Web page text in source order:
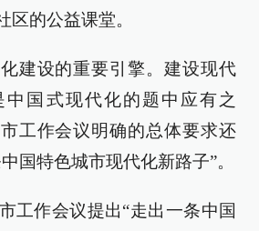
的公益课堂。
建设的重要引擎。建设现代
国式现代化的题中应有之
工作会议明确的总体要求还
国特色城市现代化新路子”。
工作会议提出“走出一条中国